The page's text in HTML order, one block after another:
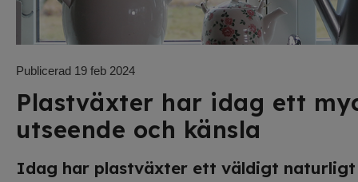
Publicerad 19 feb 2024
Plastväxter har idag ett
utseende och känsla
Idag har plastväxter ett väldigt naturligt
Konstgjord påsklilja småblommig
hög